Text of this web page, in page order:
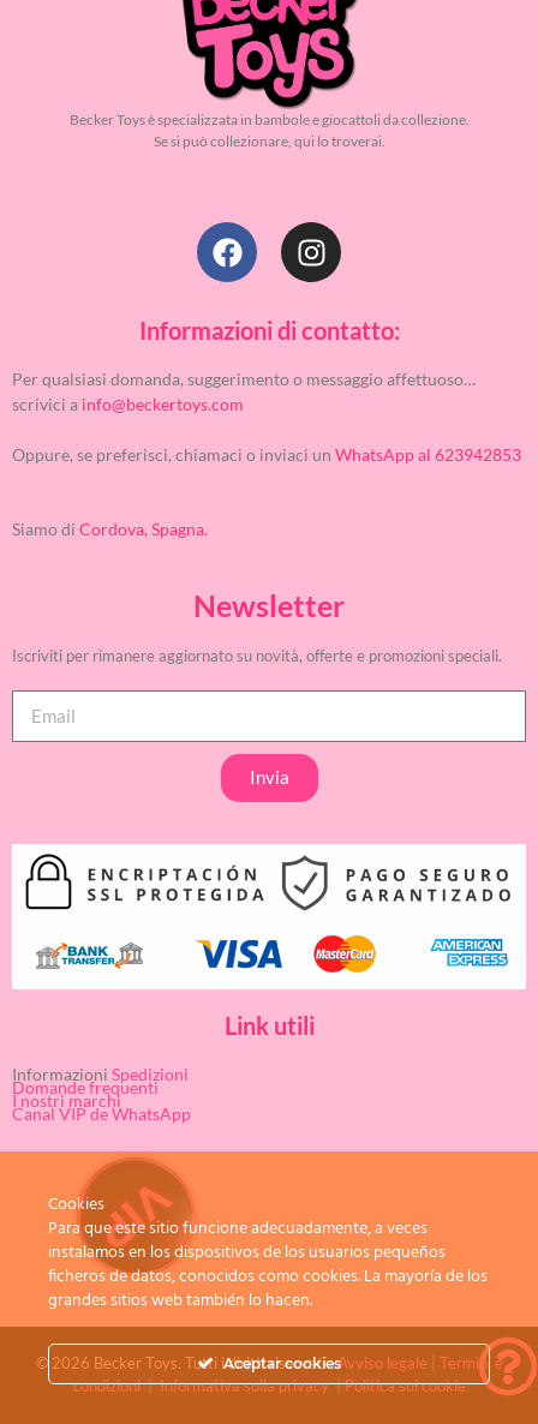
Becker Toys è specializzata in bambole e giocattoli da collezione.
Se si può collezionare, qui lo troverai.
Informazioni di contatto:
Per qualsiasi domanda, suggerimento o messaggio affettuoso…
scrivici a info@beckertoys.com
Oppure, se preferisci, chiamaci o inviaci un WhatsApp al 623942853
Siamo di Cordova, Spagna.
Newsletter
Iscriviti per rimanere aggiornato su novità, offerte e promozioni speciali.
Invia
Link utili
Informazioni Spedizioni
Domande frequenti
I nostri marchi
Canal VIP de WhatsApp
© 2026 Becker Toys. Tutti i diritti riservati.Avviso legale
Termini e
condizioni|Informativa sulla privacy|Politica sui cookie
Cookies
Para que este sitio funcione adecuadamente, a veces
instalamos en los dispositivos de los usuarios pequeños
ficheros de datos, conocidos como cookies. La mayoría de los
grandes sitios web también lo hacen.
Aceptar cookies